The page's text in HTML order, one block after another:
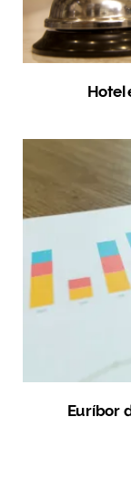
Hotel
Euríbor